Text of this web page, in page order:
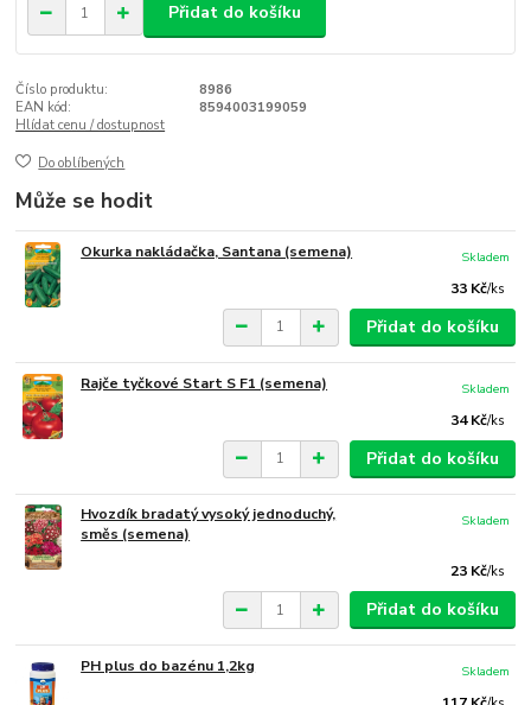
Přidat do košíku
Číslo produktu:
8986
EAN kód:
8594003199059
Hlídat cenu / dostupnost
Do oblíbených
Může se hodit
Okurka nakládačka, Santana (semena)
33 Kč/ks
Skladem
Přidat do košíku
Rajče tyčkové Start S F1 (semena)
34 Kč/ks
Skladem
Přidat do košíku
Hvozdík bradatý vysoký jednoduchý,
směs (semena)
23 Kč/ks
Skladem
Přidat do košíku
PH plus do bazénu 1,2kg
Skladem